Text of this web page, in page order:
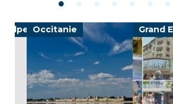
Alpes Occitanie Grand